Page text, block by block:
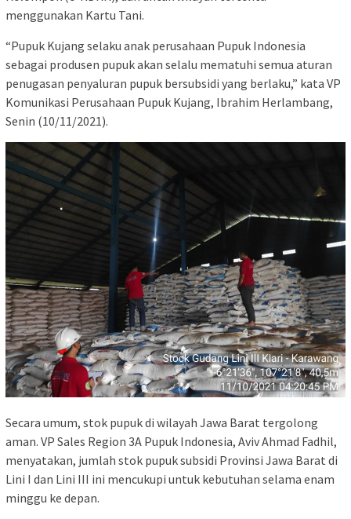
menggunakan Kartu Tani.
“Pupuk Kujang selaku anak perusahaan Pupuk Indonesia
sebagai produsen pupuk akan selalu mematuhi semua aturan
penugasan penyaluran pupuk bersubsidi yang berlaku,” kata VP
Komunikasi Perusahaan Pupuk Kujang, Ibrahim Herlambang,
Senin (10/11/2021).
Secara umum, stok pupuk di wilayah Jawa Barat tergolong
aman. VP Sales Region 3A Pupuk Indonesia, Aviv Ahmad Fadhil,
menyatakan, jumlah stok pupuk subsidi Provinsi Jawa Barat di
Lini I dan Lini III ini mencukupi untuk kebutuhan selama enam
minggu ke depan.